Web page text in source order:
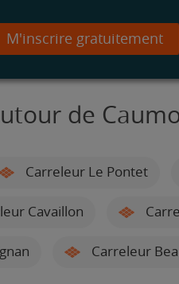
M'inscrire gratuitement
de
Carreleur Le Pontet
Cavaillon
Carreleur